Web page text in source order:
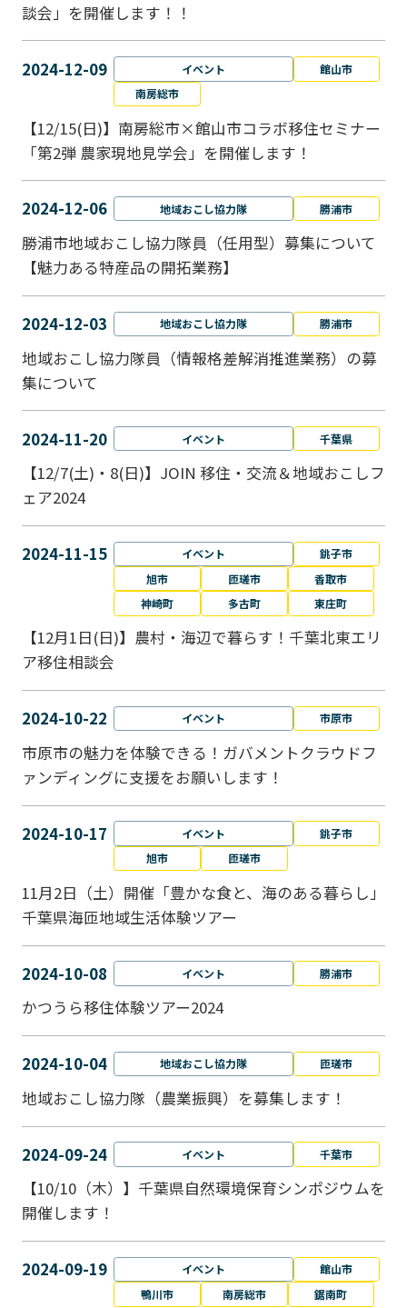
談会」を開催します！！
2024-12-09 イベント
館山市
南房総市
【12/15(日)】南房総市×館山市コラボ移住セミナー
「第2弾 農家現地見学会」を開催します！
2024-12-06 地域おこし協力隊 勝浦市
勝浦市地域おこし協力隊員（任用型）募集について
【魅力ある特産品の開拓業務】
2024-12-03 地域おこし協力隊 勝浦市
地域おこし協力隊員（情報格差解消推進業務）の募
集について
2024-11-20 イベント 千葉県
【12/7(土)・8(日)】JOIN 移住・交流＆地域おこしフ
ェア2024
2024-11-15 イベント
銚子市
旭市
匝瑳市
香取市
神崎町
多古町 東庄町
【12月1日(日)】農村・海辺で暮らす！千葉北東エリ
ア移住相談会
2024-10-22 イベント 市原市
市原市の魅力を体験できる！ガバメントクラウドフ
ァンディングに支援をお願いします！
2024-10-17 イベント
銚子市
旭市
匝瑳市
11月2日（土）開催「豊かな食と、海のある暮らし」
千葉県海匝地域生活体験ツアー
2024-10-08 イベント 勝浦市
かつうら移住体験ツアー2024
2024-10-04 地域おこし協力隊 匝瑳市
地域おこし協⼒隊（農業振興）を募集します！
2024-09-24 イベント 千葉市
【10/10（木）】千葉県自然環境保育シンポジウムを
開催します！
2024-09-19 イベント
館山市
鴨川市
南房総市 鋸南町